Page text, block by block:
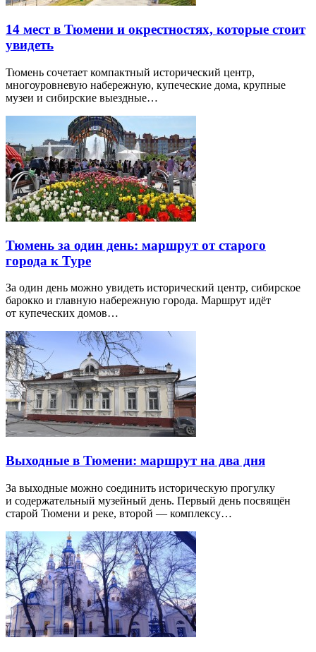
14 мест в Тюмени и окрестностях, которые стоит
увидеть
Тюмень сочетает компактный исторический центр,
многоуровневую набережную, купеческие дома, крупные
музеи и сибирские выездные…
Тюмень за один день: маршрут от старого
города к Туре
За один день можно увидеть исторический центр, сибирское
барокко и главную набережную города. Маршрут идёт
от купеческих домов…
Выходные в Тюмени: маршрут на два дня
За выходные можно соединить историческую прогулку
и содержательный музейный день. Первый день посвящён
старой Тюмени и реке, второй — комплексу…